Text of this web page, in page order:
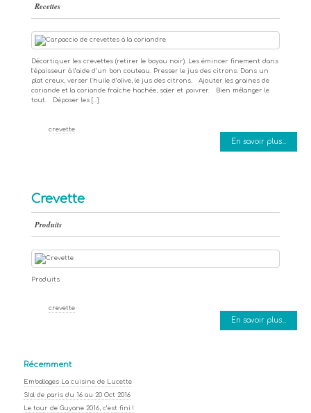
Recettes
Décortiquer les crevettes (retirer le boyau noir). Les émincer finement dans
l’épaisseur à l’aide d’un bon couteau. Presser le jus des citrons. Dans un
plat creux, verser l’huile d’olive, le jus des citrons. Ajouter les graines de
coriande et la coriande fraîche hachée, saler et poivrer. Bien mélanger le
tout. Déposer les […]
En savoir plus...
crevette
Crevette
Produits
Produits
En savoir plus...
crevette
Récemment
Emballages La cuisine de Lucette
SIal de paris du 16 au 20 Oct 2016
Le tour de Guyane 2016, c’est fini !